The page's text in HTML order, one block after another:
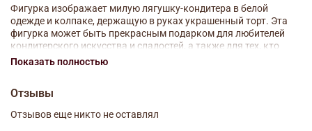
Фигурка изображает милую лягушку-кондитера в белой
одежде и колпаке, держащую в руках украшенный торт. Эта
фигурка может быть прекрасным подарком для любителей
кондитерского искусства и сладостей, а также для тех, кто
увлекается домашней кулинарией. Она может использоваться
Материал: полимерные материалы
Размер: 9.5х5.5х19 см
Показать полностью
Отзывы
Отзывов еще никто не оставлял